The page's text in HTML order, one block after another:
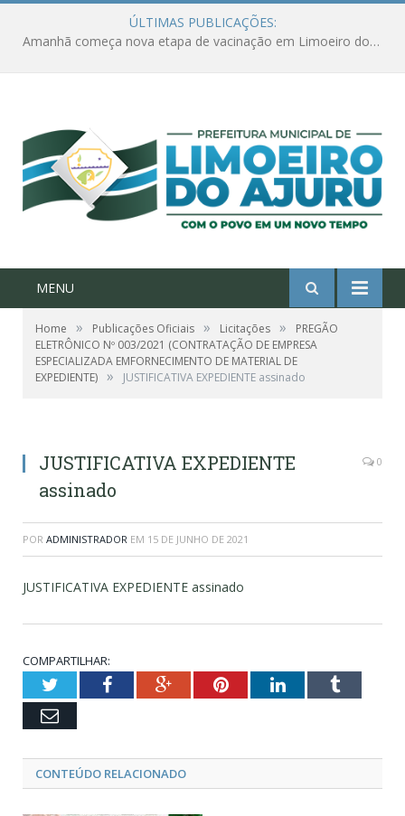
ÚLTIMAS PUBLICAÇÕES:
Ações de combate à Covid-19 na região ribeirinha de Limoeiro do Ajuru continuam
MENU
Home » Publicações Oficiais » Licitações »
PREGÃO
ELETRÔNICO Nº 003/2021 (CONTRATAÇÃO DE EMPRESA
ESPECIALIZADA EMFORNECIMENTO DE MATERIAL DE
EXPEDIENTE) » JUSTIFICATIVA EXPEDIENTE assinado
JUSTIFICATIVA EXPEDIENTE
assinado
0
POR ADMINISTRADOR EM 15 DE JUNHO DE 2021
JUSTIFICATIVA EXPEDIENTE assinado
COMPARTILHAR:
TwitterFacebookGoogle+PinterestLinkedInTumblr
Email
CONTEÚDO RELACIONADO